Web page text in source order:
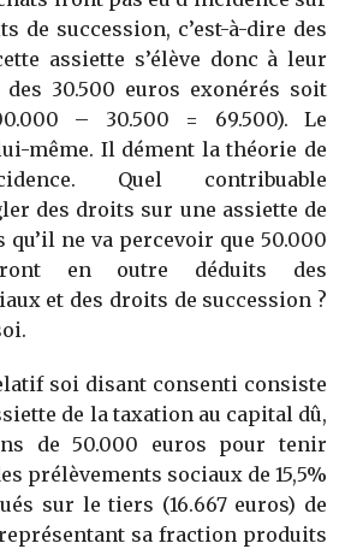
de succession, c’est-à-dire des
assiette s’élève donc à leur
30.500 euros exonérés soit
– 30.500 = 69.500). Le
même. Il dément la théorie de
Quel contribuable
des droits sur une assiette de
qu’il ne va percevoir que 50.000
en outre déduits des
et des droits de succession ?
soi disant consenti consiste
de la taxation au capital dû,
de 50.000 euros pour tenir
prélèvements sociaux de 15,5%
sur le tiers (16.667 euros) de
sa fraction produits